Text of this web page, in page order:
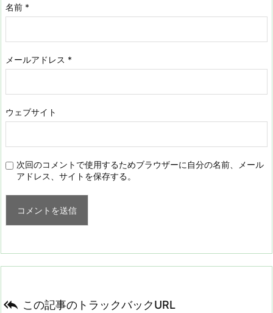
名前 *
メールアドレス *
ウェブサイト
次回のコメントで使用するためブラウザーに自分の名前、メール
アドレス、サイトを保存する。
 この記事のトラックバックURL